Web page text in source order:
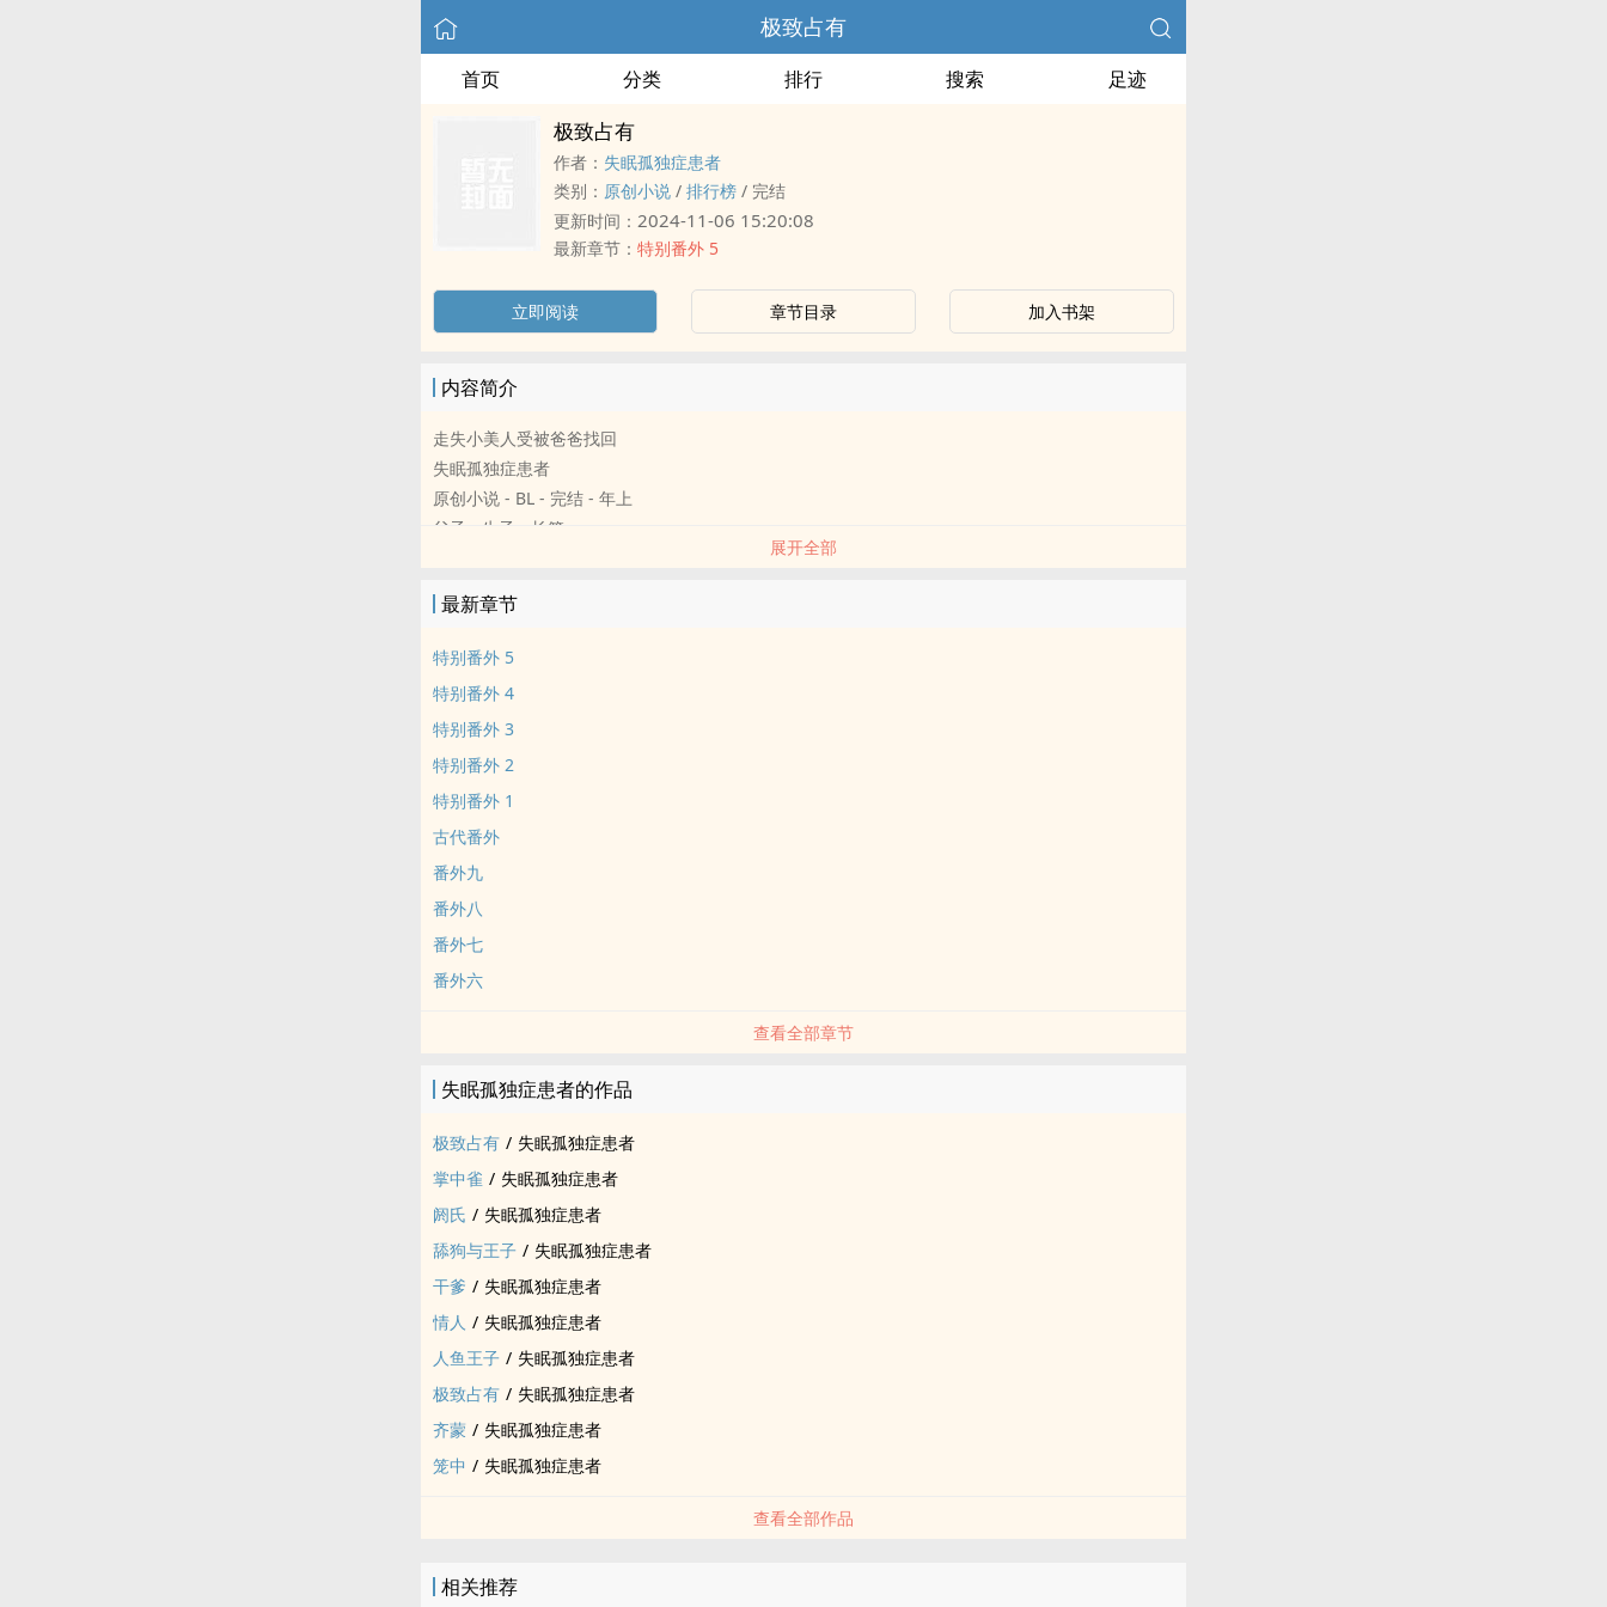
极致占有
首页 分类 排行 搜索 足迹
极致占有
作者： 失眠孤独症患者
类别： 原创小说 / 排行榜 / 完结
更新时间： 2024-11-06 15:20:08
最新章节： 特别番外 5
立即阅读 章节目录 加入书架
内容简介
走失小美人受被爸爸找回
失眠孤独症患者
原创小说 - BL - 完结 - 年上
父子 - 生子 - 长篇
攻很变态，不择手段！！！！
由于本人极爱父子梗，脑洞很多，会不定时掉落番外，喜欢请收藏。
情节内容纯属虚构！
请不要传播电子文档，谢谢大家
展开全部
最新章节
特别番外 5
特别番外 4
特别番外 3
特别番外 2
特别番外 1
古代番外
番外九
番外八
番外七
番外六
查看全部章节
失眠孤独症患者的作品
极致占有 / 失眠孤独症患者
掌中雀 / 失眠孤独症患者
阏氏 / 失眠孤独症患者
舔狗与王子 / 失眠孤独症患者
干爹 / 失眠孤独症患者
情人 / 失眠孤独症患者
人鱼王子 / 失眠孤独症患者
极致占有 / 失眠孤独症患者
齐蒙 / 失眠孤独症患者
笼中 / 失眠孤独症患者
查看全部作品
相关推荐